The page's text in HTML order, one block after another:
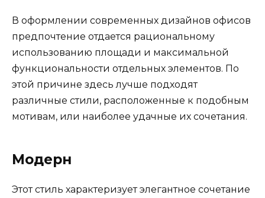
В оформлении современных дизайнов офисов
предпочтение отдается рациональному
использованию площади и максимальной
функциональности отдельных элементов. По
этой причине здесь лучше подходят
различные стили, расположенные к подобным
мотивам, или наиболее удачные их сочетания.
Модерн
Этот стиль характеризует элегантное сочетание